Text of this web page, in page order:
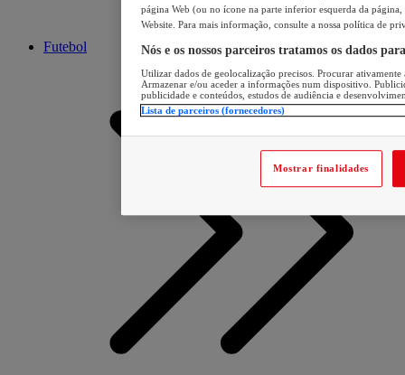
Futebol
página Web (ou no ícone na parte inferior esquerda da página,
Website. Para mais informação, consulte a nossa política de
Nós e os nossos parceiros tratamos os dados
Utilizar dados de geolocalização precisos. Procurar
Armazenar e/ou aceder a informações num dispositivo.
publicidade e conteúdos, estudos de audiência e
Lista de parceiros (fornecedores)
Mostrar finalidades